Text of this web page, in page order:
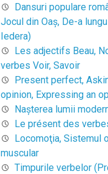
Dansuri populare
Jocul din Oaş, De-a
Iedera)
Les adjectifs Beau,
verbes Voir, Savoir
Present perfect,
opinion, Expressing an
Naşterea lumii
Le présent des
Locomoţia, Sistemul
muscular
Timpurile verbelor